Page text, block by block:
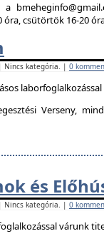
csütörtök 16-20
Nincs kategória. | 0
Verseny,
és
Nincs kategória. | 0
várunk